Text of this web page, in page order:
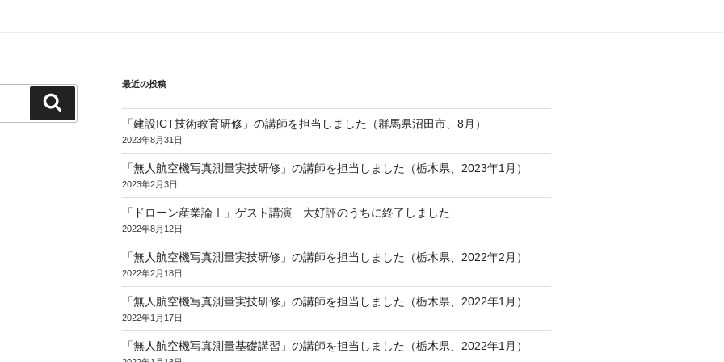
索
最近の投稿
「建設ICT技術教育研修」の講師を担当しました（群馬県沼田市、8月）
2023年8月31日
「無人航空機写真測量実技研修」の講師を担当しました（栃木県、2023年1月）
2023年2月3日
「ドローン産業論Ⅰ」ゲスト講演 大好評のうちに終了しました
2022年8月12日
「無人航空機写真測量実技研修」の講師を担当しました（栃木県、2022年2月）
2022年2月18日
「無人航空機写真測量実技研修」の講師を担当しました（栃木県、2022年1月）
2022年1月17日
「無人航空機写真測量基礎講習」の講師を担当しました（栃木県、2022年1月）